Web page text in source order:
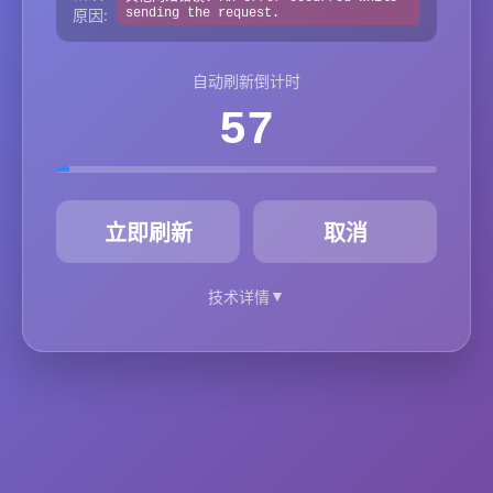
原因:
sending the request.
自动刷新倒计时
57
立即刷新 取消
技术详情▼